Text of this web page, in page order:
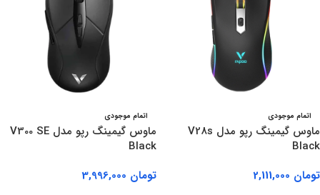
اتمام موجودی
ماوس گیمینگ رپو مدل V28s
Black
تومان
اتمام موجودی
ماوس گیمینگ رپو مدل V300 SE
Black
تومان